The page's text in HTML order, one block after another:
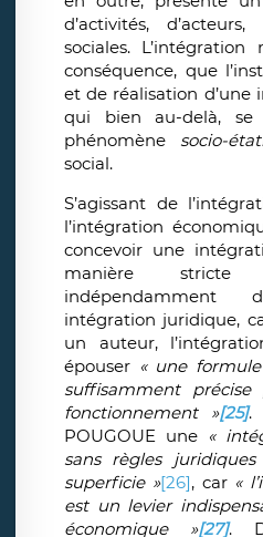
d’activités,
sociales.
conséquence, que
et de réalisation d’une
qui bien au-delà, se
phénomène socio-
social.
S’agissant de
l’intégration
concevoir une
manière stricte
indépendamment
intégration juridique,
un auteur,
épouser « une
suffisamment
fonctionnement »[25].
POUGOUE une «
sans règles
superficie »[26], car «
est un levier
économique »[27].